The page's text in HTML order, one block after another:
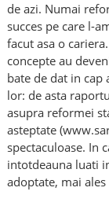
de azi. Numai
succes pe care l-
facut asa o
concepte au
bate de dat in
lor: de asta
asupra reformei
asteptate
spectaculoase. In
intotdeauna luati
adoptate, mai